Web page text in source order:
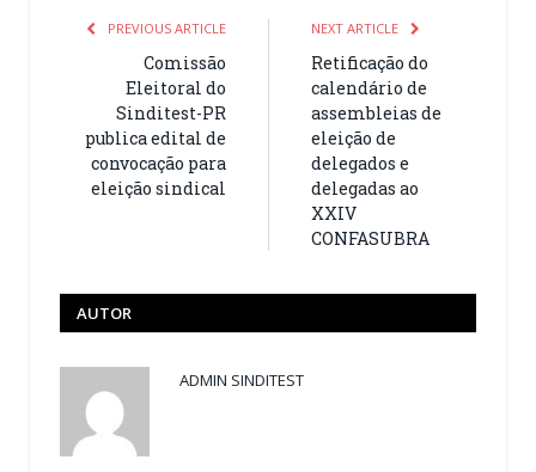
PREVIOUS ARTICLE
Comissão
Eleitoral do
Sinditest-PR
publica edital de
convocação para
eleição sindical
NEXT ARTICLE
Retificação do
calendário de
assembleias de
eleição de
delegados e
delegadas ao
XXIV
CONFASUBRA
AUTOR
ADMIN SINDITEST